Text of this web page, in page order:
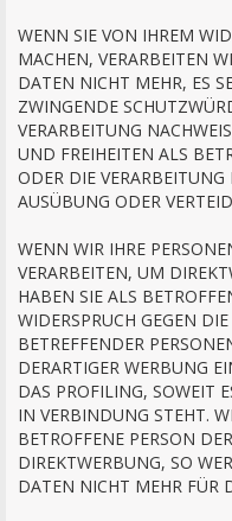
WENN SIE VON IHREM
MACHEN, VERARBEITEN
DATEN NICHT MEHR, ES
ZWINGENDE
VERARBEITUNG
UND FREIHEITEN ALS
ODER DIE
AUSÜBUNG ODER
WENN WIR IHRE
VERARBEITEN, UM
HABEN SIE ALS
WIDERSPRUCH GEGEN
BETREFFENDER
DERARTIGER WERBUNG
DAS PROFILING, SOWEIT
IN VERBINDUNG STEHT.
BETROFFENE PERSON
DIREKTWERBUNG, SO
DATEN NICHT MEHR FÜR